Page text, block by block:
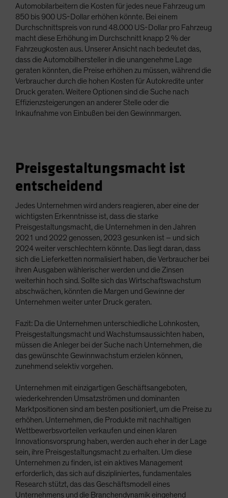
Automobilarbeitern die Kosten für jedes neue Fahrzeug um
850 bis 900 US-Dollar erhöhen könnte. Bei einem
Durchschnittspreis von rund 48.000 US-Dollar pro Fahrzeug
macht diese Erhöhung im Durchschnitt knapp 2 % der
Fahrzeugkosten aus. Unserer Ansicht nach bedeutet das,
dass die Automobilhersteller in die unangenehme Lage
geraten könnten, die Preise erhöhen zu müssen, während die
Verbraucher durch die hohen Kosten für Autokredite unter
Druck geraten. Weitere Optionen sind die Suche nach
Effizienzsteigerungen an anderer Stelle oder die
Inkaufnahme von Einbußen bei den Gewinnmargen.
Preisgestaltungsmacht ist
entscheidend
Jedes Unternehmen wird anders reagieren, aber eine der
wichtigsten Erkenntnisse ist, dass die starke
Preisgestaltungsmacht, die Unternehmen in den Jahren
2021 und 2022 genossen, 2023 gesunken ist – und sich
2024 weiter verschlechtern könnte. Das liegt daran, dass
sich die Lieferketten normalisiert haben, die Verbraucher bei
ihren Ausgaben wählerischer werden und die Zinsen
weiterhin hoch sind. Sollte sich das Wirtschaftswachstum
abschwächen, könnten die Margen und Gewinne der
Unternehmen weiter unter Druck geraten.
Fazit: Da die Unternehmen unterschiedliche Lohnkosten,
Preisgestaltungsmacht und Wachstumsaussichten haben,
müssen die Anleger bei der Suche nach Unternehmen, die
das gewünschte Gewinnwachstum erzielen können,
zunehmend selektiv vorgehen.
Unternehmen mit einzigartigen Geschäftsangeboten,
wiederkehrenden Umsatzströmen und dominanten
Marktpositionen sind am besten positioniert, um die Preise zu
erhöhen. Unternehmen, die Produkte mit nachhaltigen
Wettbewerbsvorteilen verkaufen und einen klaren
Innovationsvorsprung haben, werden auch eher in der Lage
sein, ihre Preisgestaltungsmacht zu erhalten. Um diese
Unternehmen zu finden, ist ein aktives Management
erforderlich, das sich auf diszipliniertes, fundamentales
Research stützt, das das Geschäftsmodell eines
Unternehmens und die Branchendynamik eingehend